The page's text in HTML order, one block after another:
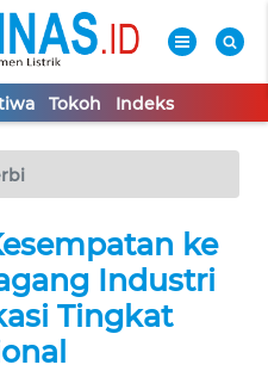
Tokoh Indeks
ke
Industri
Tingkat